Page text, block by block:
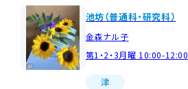
池坊（普通科・研究科）
金森ナル子
第1・2・3月曜 10:00-12:00
津